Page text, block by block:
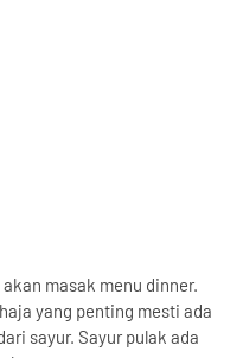
masak menu dinner.
yang penting mesti ada
sayur. Sayur pulak ada